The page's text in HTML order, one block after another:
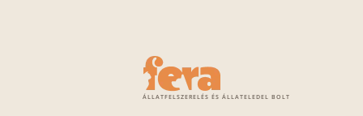
ÁLLATFELSZERELÉS ÉS ÁLLATELEDEL BOLT